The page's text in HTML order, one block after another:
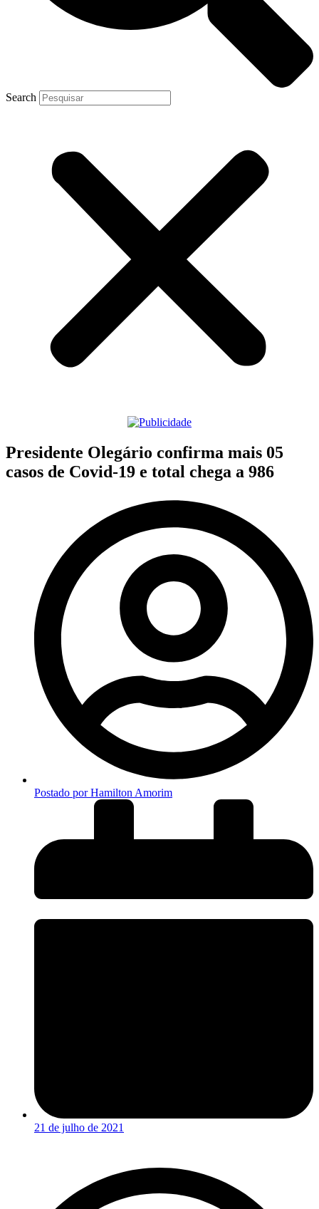
Search
Presidente Olegário confirma mais 05
casos de Covid-19 e total chega a 986
Postado porHamilton Amorim
21 de julho de 2021